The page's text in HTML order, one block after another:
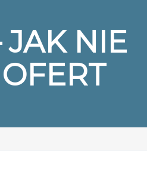
JAK NIE